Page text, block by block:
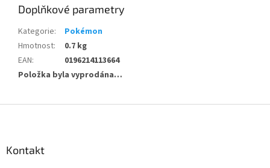
Doplňkové parametry
Kategorie:
Pokémon
Hmotnost:
0.7 kg
EAN:
0196214113664
Položka byla vyprodána…
Kontakt